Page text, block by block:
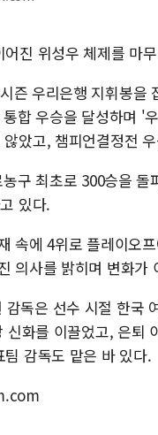
진 위성우 체제를 마
즌 우리은행 지휘봉
합 우승을 달성하며 '
았고, 챔피언결정전
구 최초로 300승을
있다.
속에 4위로 플레이오
의사를 밝히며 변화가
독은 선수 시절 한국
신화를 이끌었고, 은퇴
감독도 맡은 바 있다.